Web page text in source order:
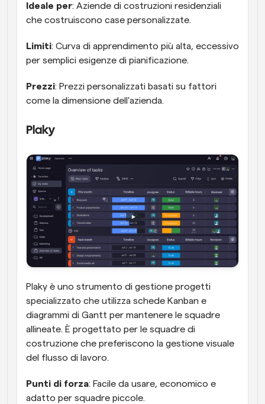
Ideale per: Aziende di costruzioni residenziali
che costruiscono case personalizzate.
Limiti: Curva di apprendimento più alta, eccessivo
per semplici esigenze di pianificazione.
Prezzi: Prezzi personalizzati basati su fattori
come la dimensione dell'azienda.
Plaky
Plaky è uno strumento di gestione progetti
specializzato che utilizza schede Kanban e
diagrammi di Gantt per mantenere le squadre
allineate. È progettato per le squadre di
costruzione che preferiscono la gestione visuale
del flusso di lavoro.
Punti di forza: Facile da usare, economico e
adatto per squadre piccole.